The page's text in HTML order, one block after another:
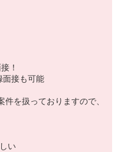
！
面接も可能
を扱っておりますので、
い